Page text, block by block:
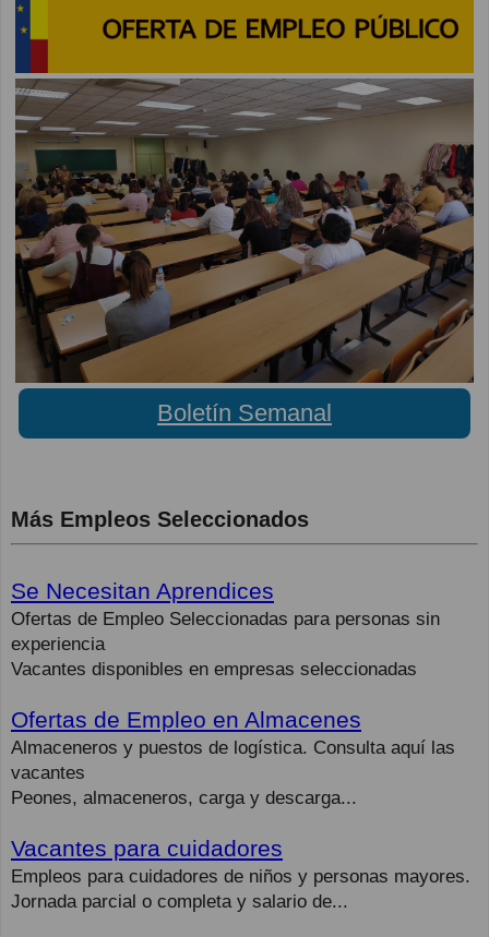
Boletín Semanal
Más Empleos Seleccionados
Se Necesitan Aprendices
Ofertas de Empleo Seleccionadas para personas sin
experiencia
Vacantes disponibles en empresas seleccionadas
Ofertas de Empleo en Almacenes
Almaceneros y puestos de logística. Consulta aquí las
vacantes
Peones, almaceneros, carga y descarga...
Vacantes para cuidadores
Empleos para cuidadores de niños y personas mayores.
Jornada parcial o completa y salario de...